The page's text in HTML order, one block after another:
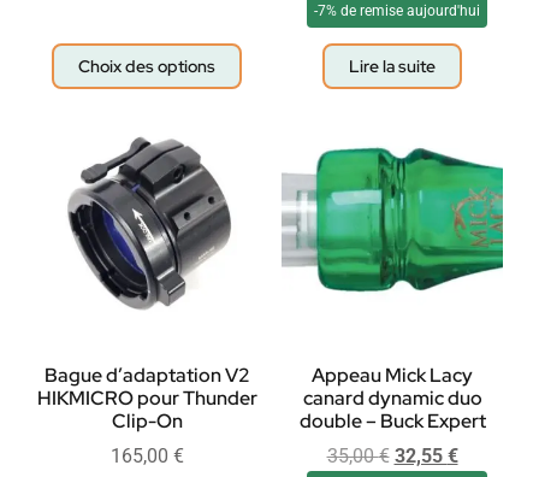
Choix des options
-7% de remise aujourd'hui
Lire la suite
Bague d’adaptation V2
HIKMICRO pour Thunder
Clip-On
165,00 €
Appeau Mick Lacy
canard dynamic duo
double – Buck Expert
35,00€ 32,55 €